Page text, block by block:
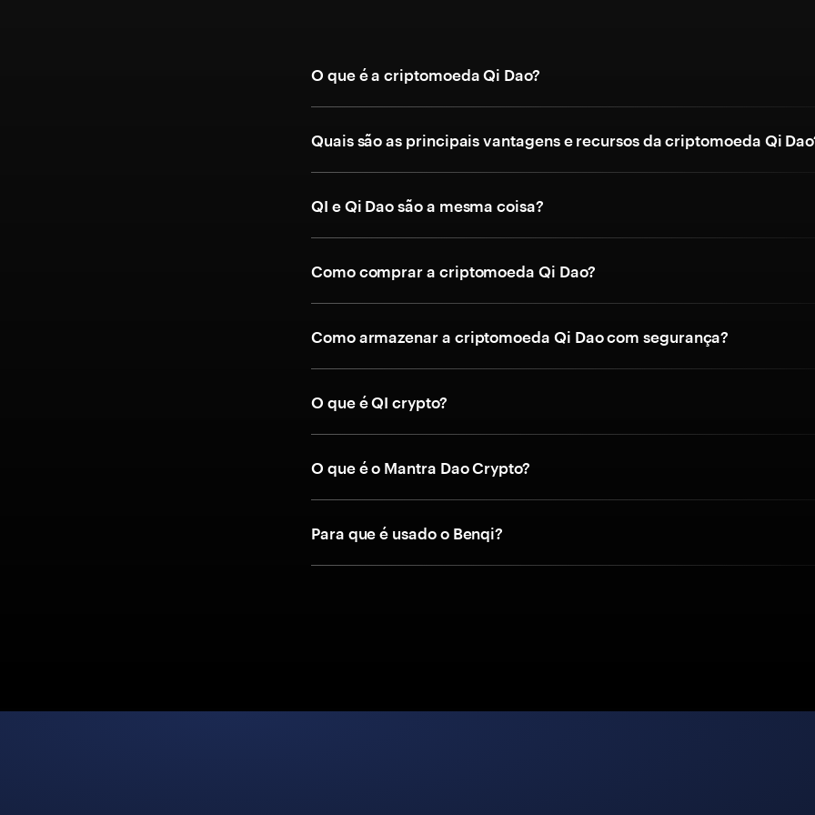
O que é a criptomoeda Qi Dao?
Quais são as principais vantagens e recursos da criptomoeda Qi
QI e Qi Dao são a mesma coisa?
Como comprar a criptomoeda Qi Dao?
Como armazenar a criptomoeda Qi Dao com segurança?
O que é QI crypto?
O que é o Mantra Dao Crypto?
Para que é usado o Benqi?